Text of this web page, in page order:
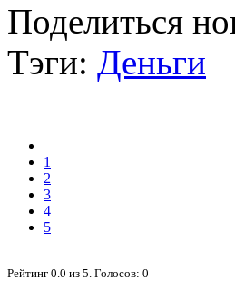
Поделиться
Тэги: Деньги
1
2
3
4
5
Рейтинг 0.0 из 5 . Голосов: 0